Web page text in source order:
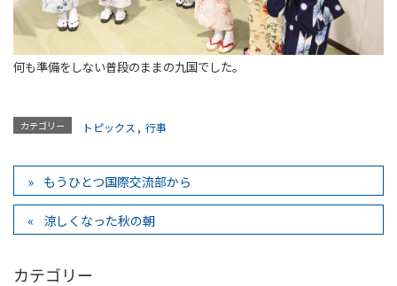
何も準備をしない普段のままの九国でした。
カテゴリー トピックス , 行事
もうひとつ国際交流部から
涼しくなった秋の朝
カテゴリー